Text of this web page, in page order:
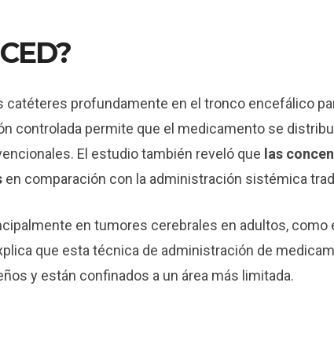
catéteres profundamente en el tronco encefálico
controlada permite que el medicamento se
El estudio también reveló que las
en comparación con la administración sistémica
en tumores cerebrales en adultos,
que esta técnica de administración de
y están confinados a un área más limitada.